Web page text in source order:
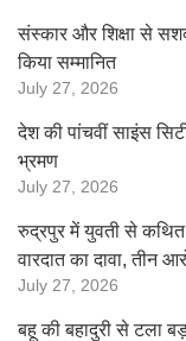
संस्कार और शिक्षा से
किया सम्मानित
July 27, 2026
देश की पांचवीं साइंस
भ्रमण
July 27, 2026
रुद्रपुर में युवती से
वारदात का दावा, तीन
July 27, 2026
बहू की बहादुरी से टला